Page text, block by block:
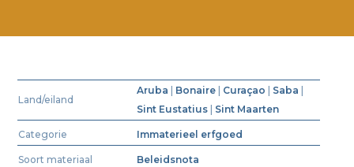
Land/eiland
Aruba Bonaire Curaçao Saba
Sint Eustatius
Sint Maarten
Categorie Immaterieel erfgoed
Soort materiaal Beleidsnota